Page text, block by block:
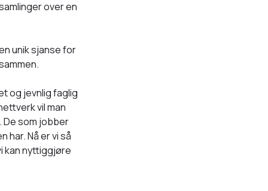
over en
unik sjanse for
og jevnlig faglig
vil man
De som jobber
Nå er vi så
kan nyttiggjøre